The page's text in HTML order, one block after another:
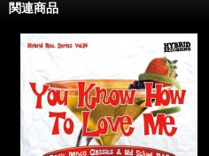
関連商品